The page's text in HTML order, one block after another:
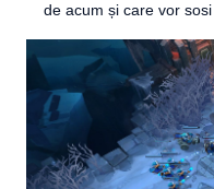
de acum și care vor sosi